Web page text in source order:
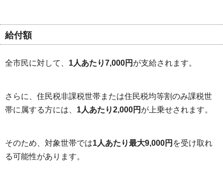
給付額
全市民に対して、 1人あたり7,000円 が支給されます。
さらに、住民税非課税世帯または住民税均等割のみ課税世
帯に属する方には、 1人あたり2,000円 が上乗せされます。
そのため、対象世帯では1人あたり最大9,000円 を受け取れ
る可能性があります。